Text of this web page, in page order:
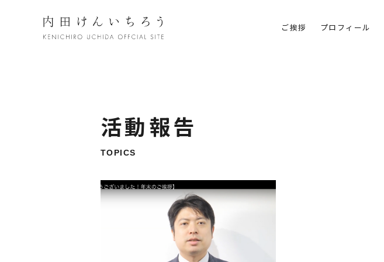
ご挨拶 プロフィール
活動報告
TOPICS